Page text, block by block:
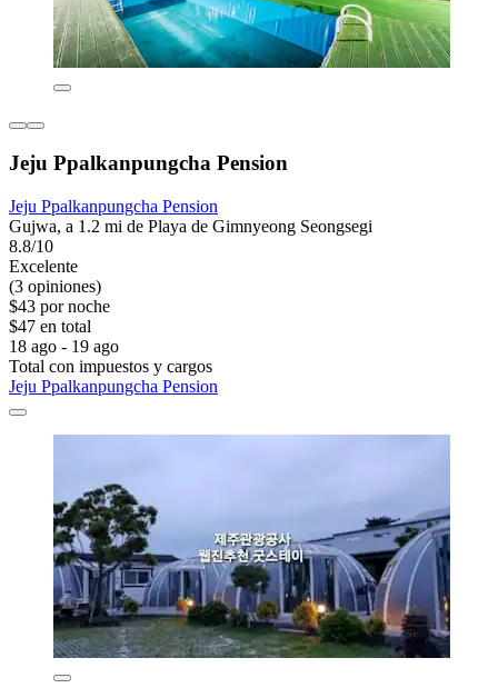
Jeju Ppalkanpungcha Pension
Jeju Ppalkanpungcha Pension
Gujwa, a 1.2 mi de Playa de Gimnyeong Seongsegi
8.8/10
Excelente
(3 opiniones)
$43 por noche
$47 en total
18 ago - 19 ago
Total con impuestos y cargos
Jeju Ppalkanpungcha Pension